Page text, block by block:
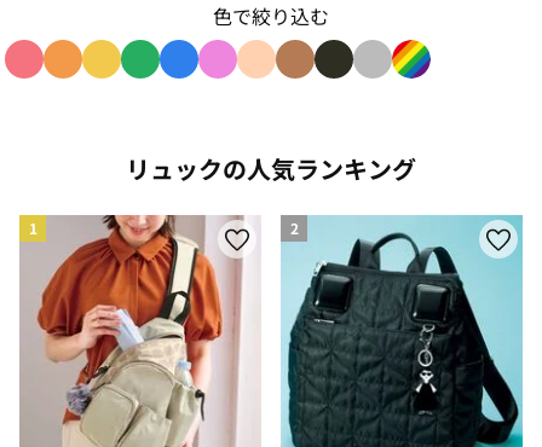
色で絞り込む
リュックの人気ランキング
1 2